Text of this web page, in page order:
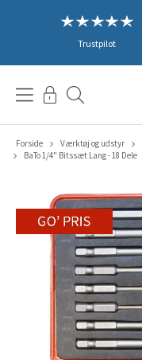
Trustpilot
Forside Værktøj og udstyr
BaTo 1/4" Bitssæt Lang - 18 Dele